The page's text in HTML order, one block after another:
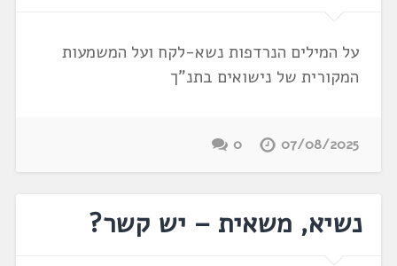
על המילים הנרדפות נשא-לקח ועל המשמעות
המקורית של נישואים בתנ"ך
07/08/2025
0
נשיא, משאית – יש קשר?